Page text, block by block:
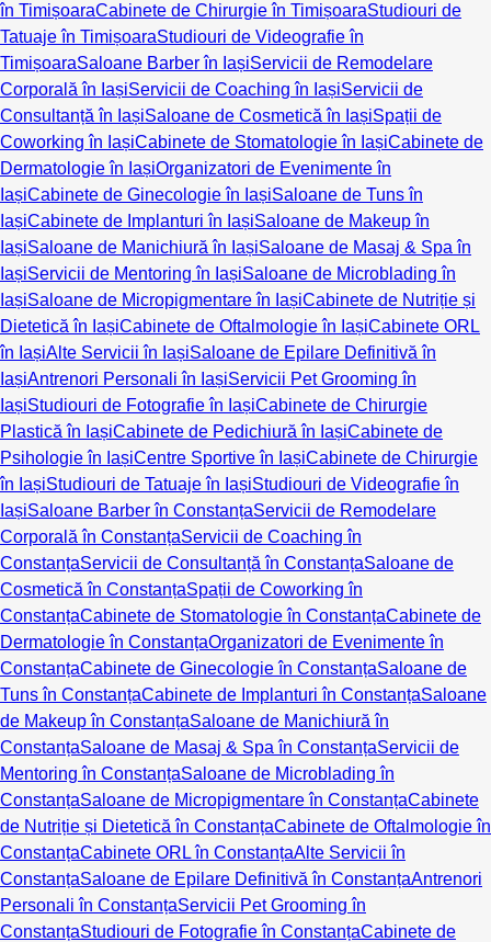
în TimișoaraCabinete de Chirurgie în TimișoaraStudiouri de
Tatuaje în TimișoaraStudiouri de Videografie în
TimișoaraSaloane Barber în IașiServicii de Remodelare
Corporală în IașiServicii de Coaching în IașiServicii de
Consultanță în IașiSaloane de Cosmetică în IașiSpații de
Coworking în IașiCabinete de Stomatologie în IașiCabinete de
Dermatologie în IașiOrganizatori de Evenimente în
IașiCabinete de Ginecologie în IașiSaloane de Tuns în
IașiCabinete de Implanturi în IașiSaloane de Makeup în
IașiSaloane de Manichiură în IașiSaloane de Masaj & Spa în
IașiServicii de Mentoring în IașiSaloane de Microblading în
IașiSaloane de Micropigmentare în IașiCabinete de Nutriție și
Dietetică în IașiCabinete de Oftalmologie în IașiCabinete ORL
în IașiAlte Servicii în IașiSaloane de Epilare Definitivă în
IașiAntrenori Personali în IașiServicii Pet Grooming în
IașiStudiouri de Fotografie în IașiCabinete de Chirurgie
Plastică în IașiCabinete de Pedichiură în IașiCabinete de
Psihologie în IașiCentre Sportive în IașiCabinete de Chirurgie
în IașiStudiouri de Tatuaje în IașiStudiouri de Videografie în
IașiSaloane Barber în ConstanțaServicii de Remodelare
Corporală în ConstanțaServicii de Coaching în
ConstanțaServicii de Consultanță în ConstanțaSaloane de
Cosmetică în ConstanțaSpații de Coworking în
ConstanțaCabinete de Stomatologie în ConstanțaCabinete de
Dermatologie în ConstanțaOrganizatori de Evenimente în
ConstanțaCabinete de Ginecologie în ConstanțaSaloane de
Tuns în ConstanțaCabinete de Implanturi în ConstanțaSaloane
de Makeup în ConstanțaSaloane de Manichiură în
ConstanțaSaloane de Masaj & Spa în ConstanțaServicii de
Mentoring în ConstanțaSaloane de Microblading în
ConstanțaSaloane de Micropigmentare în ConstanțaCabinete
de Nutriție și Dietetică în ConstanțaCabinete de Oftalmologie în
ConstanțaCabinete ORL în ConstanțaAlte Servicii în
ConstanțaSaloane de Epilare Definitivă în ConstanțaAntrenori
Personali în ConstanțaServicii Pet Grooming în
ConstanțaStudiouri de Fotografie în ConstanțaCabinete de